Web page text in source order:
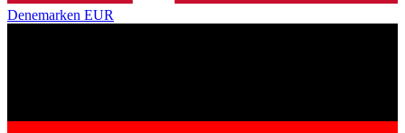
Denemarken EUR